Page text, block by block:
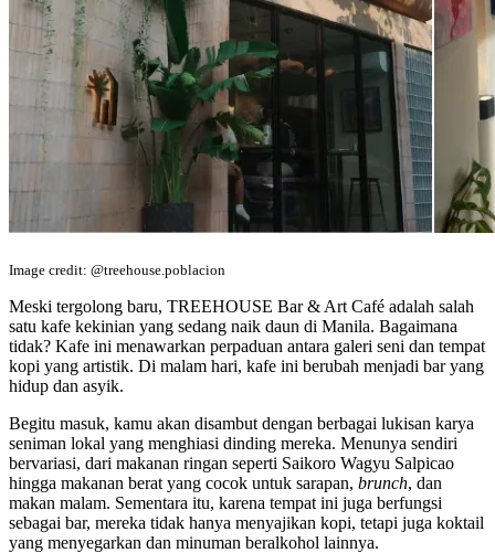
Image credit: @treehouse.poblacion
Meski tergolong baru, TREEHOUSE Bar & Art Café adalah salah
satu kafe kekinian yang sedang naik daun di Manila. Bagaimana
tidak? Kafe ini menawarkan perpaduan antara galeri seni dan tempat
kopi yang artistik. Di malam hari, kafe ini berubah menjadi bar yang
hidup dan asyik.
Begitu masuk, kamu akan disambut dengan berbagai lukisan karya
seniman lokal yang menghiasi dinding mereka. Menunya sendiri
bervariasi, dari makanan ringan seperti Saikoro Wagyu Salpicao
hingga makanan berat yang cocok untuk sarapan, brunch, dan
makan malam. Sementara itu, karena tempat ini juga berfungsi
sebagai bar, mereka tidak hanya menyajikan kopi, tetapi juga koktail
yang menyegarkan dan minuman beralkohol lainnya.